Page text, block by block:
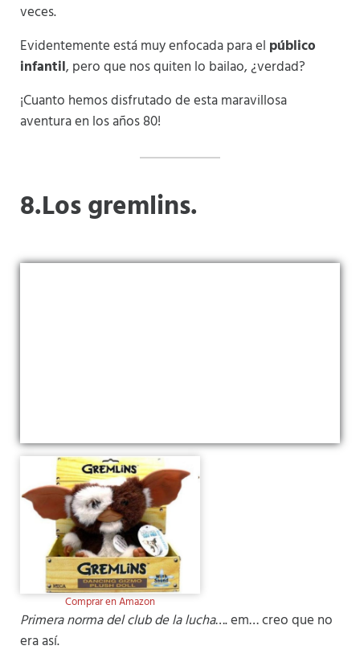
veces.
Evidentemente está muy enfocada para el público
infantil, pero que nos quiten lo bailao, ¿verdad?
¡Cuanto hemos disfrutado de esta maravillosa
aventura en los años 80!
8.Los gremlins.
Comprar en Amazon
Primera norma del club de la lucha…. em… creo que no
era así.